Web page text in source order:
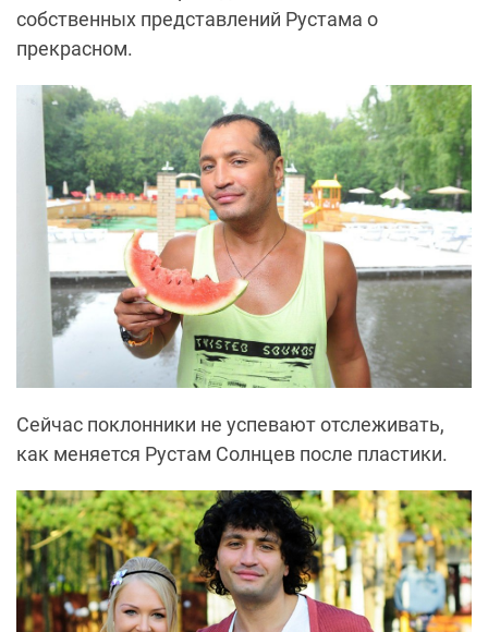
собственных представлений Рустама о
прекрасном.
Сейчас поклонники не успевают отслеживать,
как меняется Рустам Солнцев после пластики.